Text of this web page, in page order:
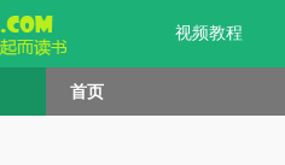
视频教程
首页